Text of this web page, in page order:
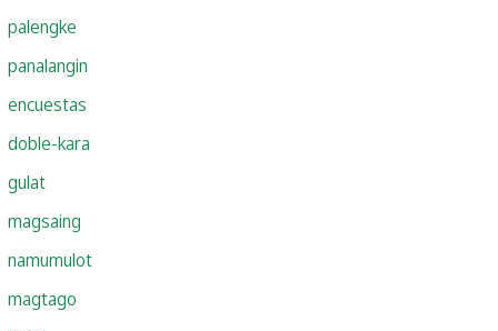
palengke
panalangin
encuestas
doble-kara
gulat
magsaing
namumulot
magtago